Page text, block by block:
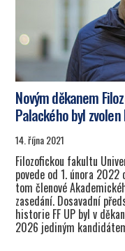
Novým děkanem
Palackého byl
14. října 2021
Filozofickou fakultu
povede od 1. února
tom členové
zasedání. Dosavadní
historie FF UP byl v
2026 jediným